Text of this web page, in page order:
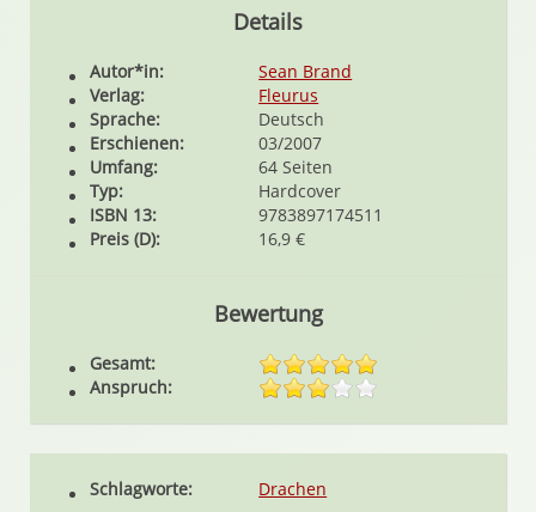
Details
Autor*in:
Sean Brand
Verlag:
Fleurus
Sprache:
Deutsch
Erschienen:
03/2007
Umfang:
64 Seiten
Typ:
Hardcover
ISBN 13:
9783897174511
Preis (D):
16,9 €
Bewertung
Gesamt:
Anspruch:
Schlagworte: Drachen